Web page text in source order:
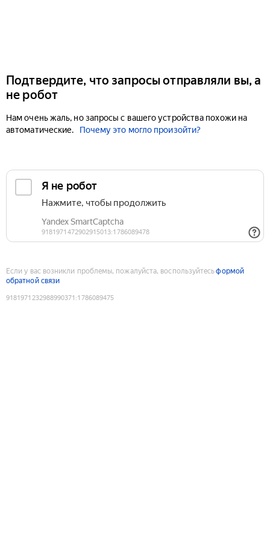
Подтвердите, что запросы отправляли вы, а
не робот
Нам очень жаль, но запросы с вашего устройства похожи на
автоматические.
Почему это могло произойти?
Если у вас возникли проблемы, пожалуйста, воспользуйтесьформой
обратной связи
9181971232988990371 :1786089475